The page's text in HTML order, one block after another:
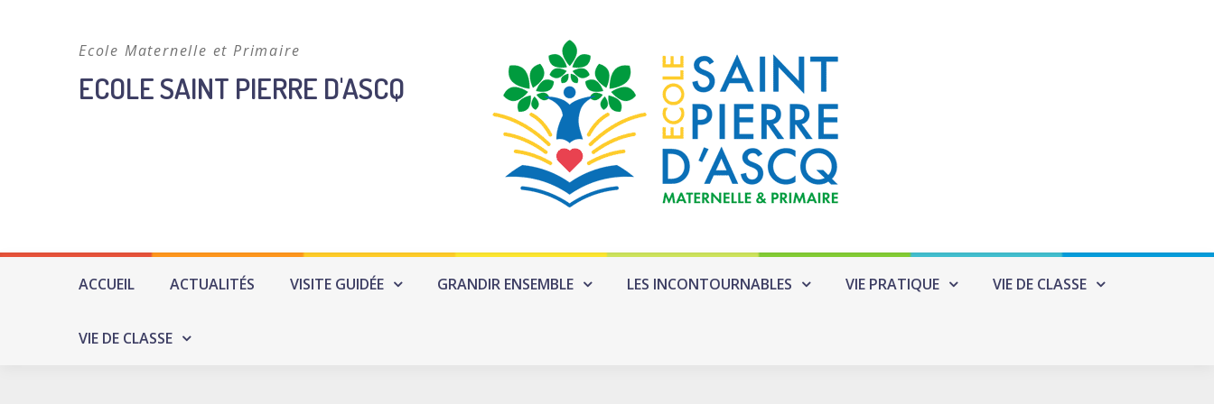
Ecole Maternelle et Primaire
ECOLE SAINT PIERRE D'ASCQ
ACCUEIL ACTUALITÉS VISITE GUIDÉE GRANDIR ENSEMBLE LES INCONTOURNABLES VIE PRATIQUE VIE DE CLASSE
VIE DE CLASSE